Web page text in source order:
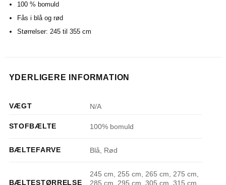
100 % bomuld
Fås i blå og rød
Størrelser: 245 til 355 cm
YDERLIGERE INFORMATION
VÆGT N/A
STOFBÆLTE 100% bomuld
BÆLTEFARVE Blå, Rød
BÆLTESTØRRELSE
245 cm, 255 cm, 265 cm, 275 cm,
285 cm, 295 cm, 305 cm, 315 cm,